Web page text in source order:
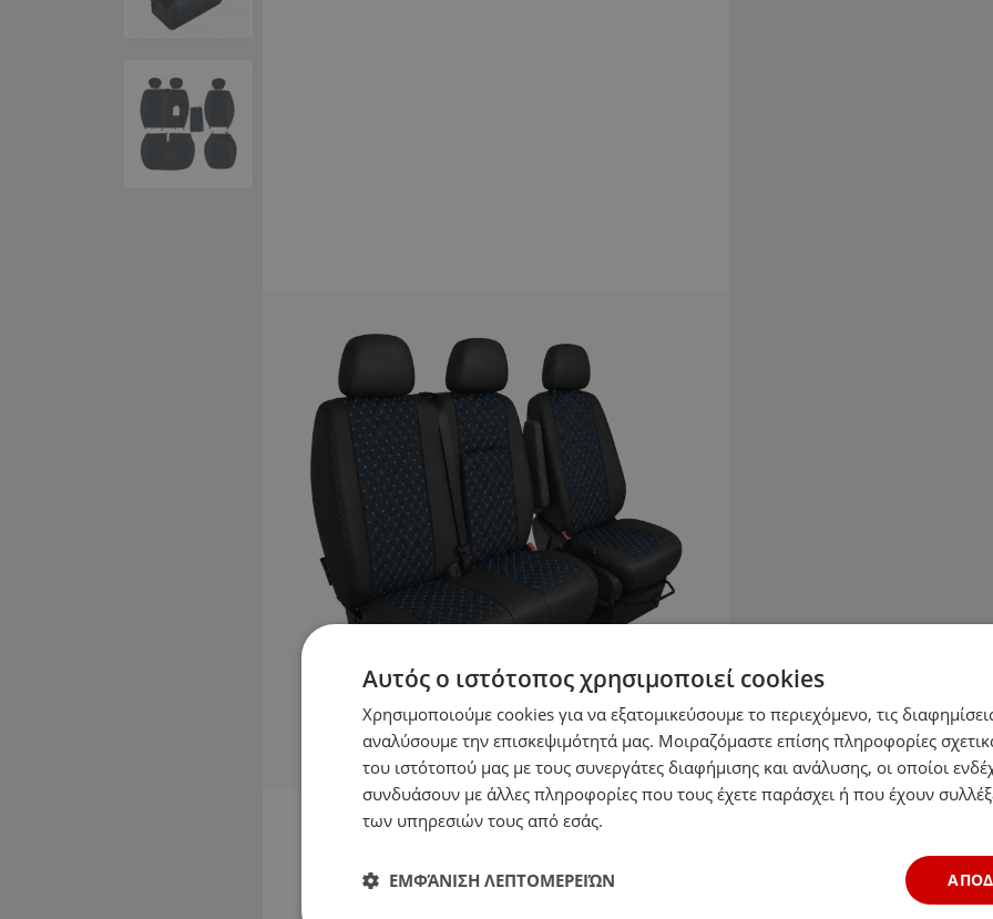
Αυτός ο ιστότοπος χρησιμοποιεί cookies
Χρησιμοποιούμε cookies για να εξατομικεύσουμε το περιεχόμενο, τις
αναλύσουμε την επισκεψιμότητά μας. Μοιραζόμαστε επίσης πληροφορίες
του ιστότοπού μας με τους συνεργάτες διαφήμισης και ανάλυσης, οι οποίοι
συνδυάσουν με άλλες πληροφορίες που τους έχετε παράσχει ή που έχουν
των υπηρεσιών τους από εσάς.
ΕΜΦΆΝΙΣΗ ΛΕΠΤΟΜΕΡΕΙΏΝ